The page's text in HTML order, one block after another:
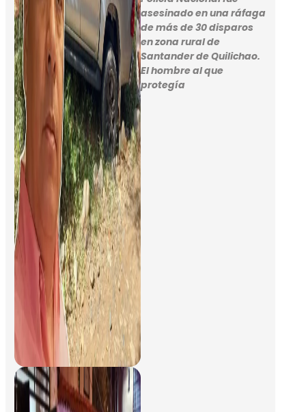
asesinado en una ráfaga
de más de 30 disparos
en zona rural de
Santander de Quilichao.
El hombre al que
protegía